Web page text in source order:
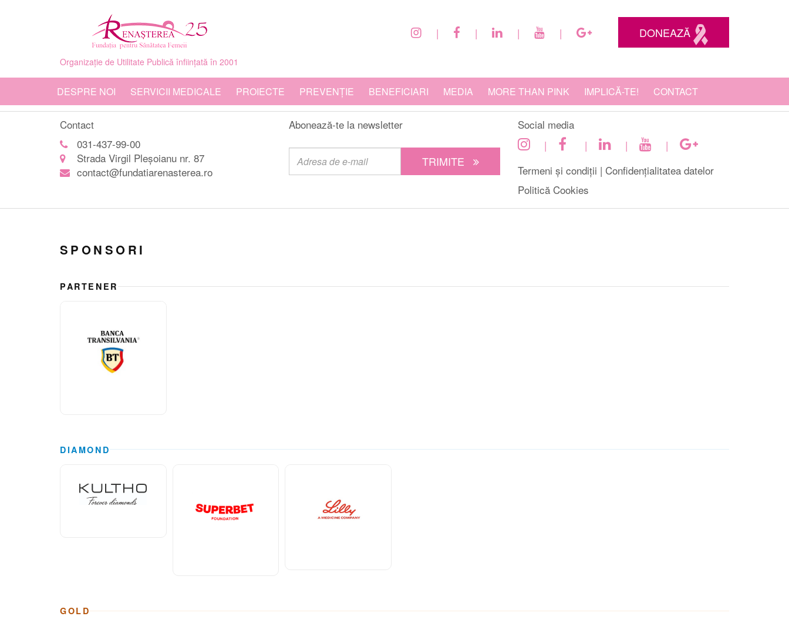
Organizație de Utilitate Publică înființată în 2001
| | | | DONEAZĂ
DESPRE NOI SERVICII MEDICALE PROIECTE PREVENȚIE BENEFICIARI MEDIA MORE THAN PINK IMPLICĂ-TE! CONTACT
Contact
031-437-99-00
Strada Virgil Pleșoianu nr. 87
contact@fundatiarenasterea.ro
Abonează-te la newsletter
TRIMITE
Social media
|
| |
|
Termeni și condiții | Confidențialitatea datelor
Politică Cookies
SPONSORI
PARTENER
DIAMOND
GOLD